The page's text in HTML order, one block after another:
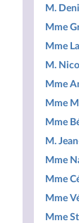
M.
Mme
Mme
M.
Mme
Mme
Mme
M.
Mme
Mme
Mme
Mme